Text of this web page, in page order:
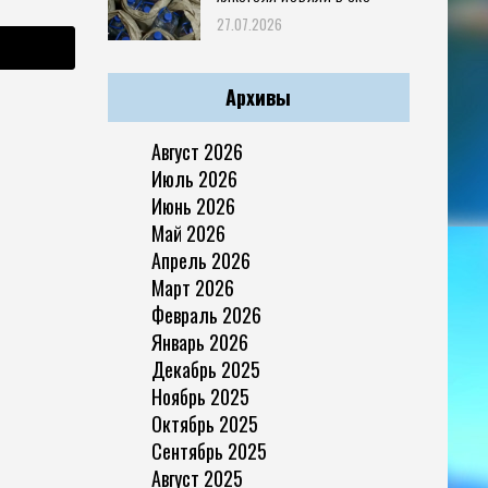
27.07.2026
Архивы
Август 2026
Июль 2026
Июнь 2026
Май 2026
Апрель 2026
Март 2026
Февраль 2026
Январь 2026
Декабрь 2025
Ноябрь 2025
Октябрь 2025
Сентябрь 2025
Август 2025